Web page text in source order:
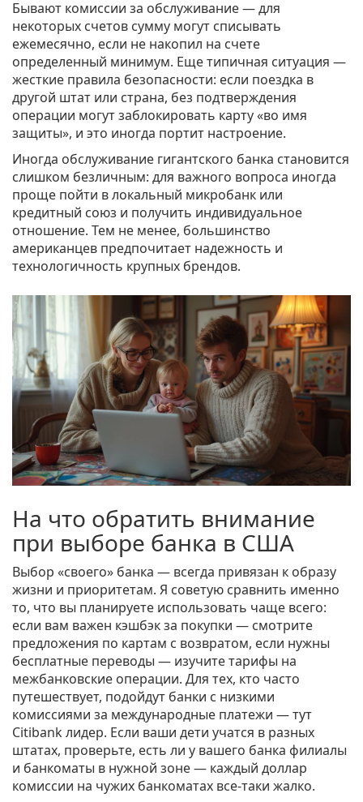
Бывают комиссии за обслуживание — для
некоторых счетов сумму могут списывать
ежемесячно, если не накопил на счете
определенный минимум. Еще типичная ситуация —
жесткие правила безопасности: если поездка в
другой штат или страна, без подтверждения
операции могут заблокировать карту «во имя
защиты», и это иногда портит настроение.
Иногда обслуживание гигантского банка становится
слишком безличным: для важного вопроса иногда
проще пойти в локальный микробанк или
кредитный союз и получить индивидуальное
отношение. Тем не менее, большинство
американцев предпочитает надежность и
технологичность крупных брендов.
На что обратить внимание
при выборе банка в США
Выбор «своего» банка — всегда привязан к образу
жизни и приоритетам. Я советую сравнить именно
то, что вы планируете использовать чаще всего:
если вам важен кэшбэк за покупки — смотрите
предложения по картам с возвратом, если нужны
бесплатные переводы — изучите тарифы на
межбанковские операции. Для тех, кто часто
путешествует, подойдут банки с низкими
комиссиями за международные платежи — тут
Citibank лидер. Если ваши дети учатся в разных
штатах, проверьте, есть ли у вашего банка филиалы
и банкоматы в нужной зоне — каждый доллар
комиссии на чужих банкоматах все-таки жалко.